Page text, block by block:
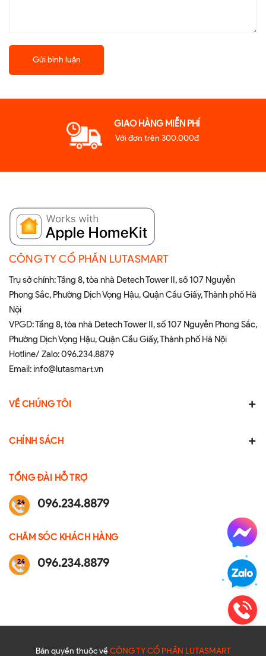
Gửi bình luận
GIAO HÀNG MIỄN PHÍ
Với đơn trên 300.000đ
CÔNG TY CỔ PHẦN LUTASMART
Trụ sở chính: Tầng 8, tòa nhà Detech Tower II, số 107 Nguyễn
Phong Sắc, Phường Dịch Vọng Hậu, Quận Cầu Giấy, Thành phố Hà
Nội
VPGD: Tầng 8, tòa nhà Detech Tower II, số 107 Nguyễn Phong Sắc,
Phường Dịch Vọng Hậu, Quận Cầu Giấy, Thành phố Hà Nội
Hotline/ Zalo:096.234.8879
Email:info@lutasmart.vn
VỀ CHÚNG TÔI
CHÍNH SÁCH
TỔNG ĐÀI HỖ TRỢ
096.234.8879
CHĂM SÓC KHÁCH HÀNG
096.234.8879
Bản quyền thuộc về CÔNG TY CỔ PHẦN LUTASMART